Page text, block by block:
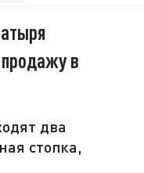
в
два
стопка,